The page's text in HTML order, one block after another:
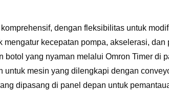
dengan fleksibilitas untuk
kecepatan pompa, akselerasi,
yang nyaman melalui Omron Timer di
untuk mesin yang dilengkapi dengan
dipasang di panel depan untuk